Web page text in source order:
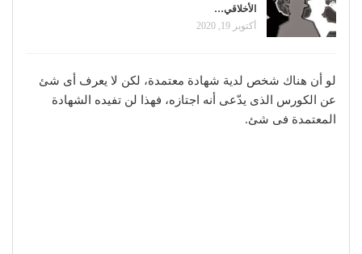
الأخلاقي…
أكتوبر 19, 2020
لو أن هناك شخص لدية شهادة معتمدة، لكن لا يعرف أى شئ
عن الكورس الذى يدّعى أنه اجتازه، فهذا لن تفيده الشهادة
المعتمدة فى شئ.